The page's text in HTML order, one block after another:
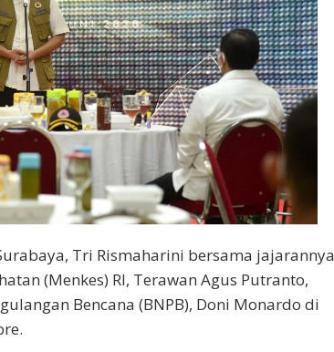
Tri Rismaharini bersama jajarannya
(Menkes) RI, Terawan Agus Putranto,
Bencana (BNPB), Doni Monardo di